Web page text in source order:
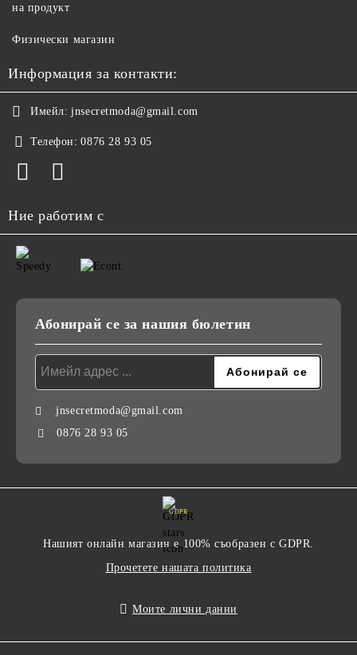
на продукт
Физически магазин
Информация за контакти:
Имейл: jnsecretmoda@gmail.com
Телефон: 0876 28 93 05
Ние работим с
Абонирай се за нашия бюлетин
jnsecretmoda@gmail.com
0876 28 93 05
GDPR
Нашият онлайн магазин е 100% съобразен с GDPR.
Прочетете нашата политика
Моите лични данни